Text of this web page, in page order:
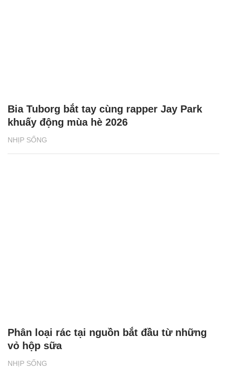
NHỊP SỐNG
Bia Tuborg bắt tay cùng rapper Jay Park
khuấy động mùa hè 2026
NHỊP SỐNG
Phân loại rác tại nguồn bắt đầu từ những
vỏ hộp sữa